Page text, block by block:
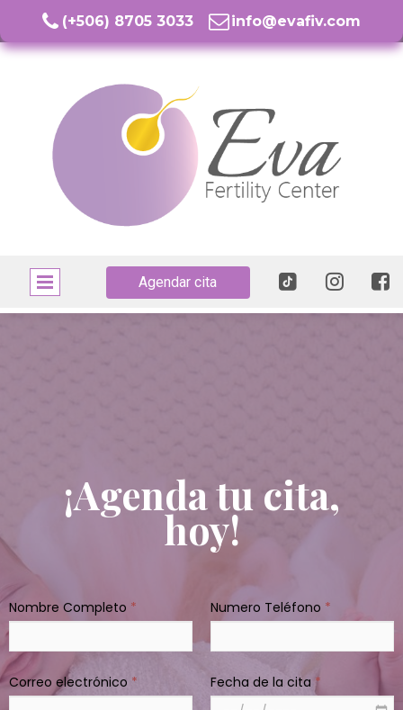
 (+506) 8705 3033 info@evafiv.com
Agendar cita   
¡Agenda tu cita,
hoy!
Nombre Completo * Numero Teléfono *
Correo electrónico * Fecha de la cita *